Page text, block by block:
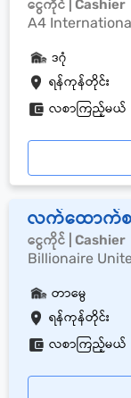
ငွေကိုင် | Cashier
A4
ရန်ကုန်တိုင်း
ဒဂုံ
လစာကြည့်မယ်
လက်ထောက်စ
ငွေကိုင် | Cashier
Billionaire
ရန်ကုန်တိုင်း
တာမွေ
လစာကြည့်မယ်